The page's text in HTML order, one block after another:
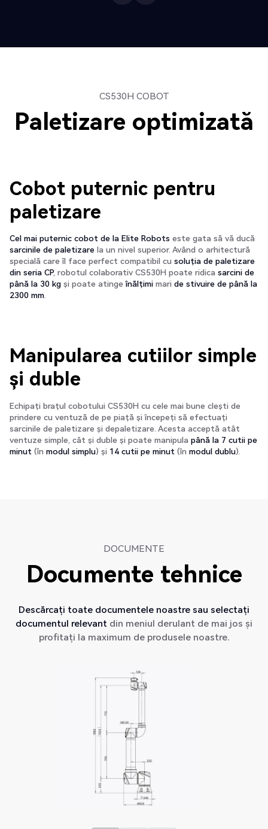
CS530H COBOT
Paletizare optimizată
Cobot puternic pentru
paletizare
Cel mai puternic cobot de la Elite Robots este gata să vă ducă
sarcinile de paletizarela un nivel superior. Având o arhitectură
specială care îl face perfect compatibil cu soluția de paletizare
din seria CP, robotul colaborativ CS530H poate ridica sarcini de
până la 30 kgși poate atinge înălțimimaride stivuire de până la
2300 mm.
Manipularea cutiilor simple
și duble
Echipați brațul cobotului CS530H cu cele mai bune clești de
prindere cu ventuză de pe piață și începeți să efectuați
sarcinile de paletizare și depaletizare. Acesta acceptă atât
ventuze simple, cât și duble și poate manipula până la 7 cutii pe
minut (în modul simplu) și 14 cutii pe minut (în modul dublu).
DOCUMENTE
Documente tehnice
Descărcați toate documentele noastre sau selectați
documentul relevant din meniul derulant de mai jos și
profitați la maximum de produsele noastre.